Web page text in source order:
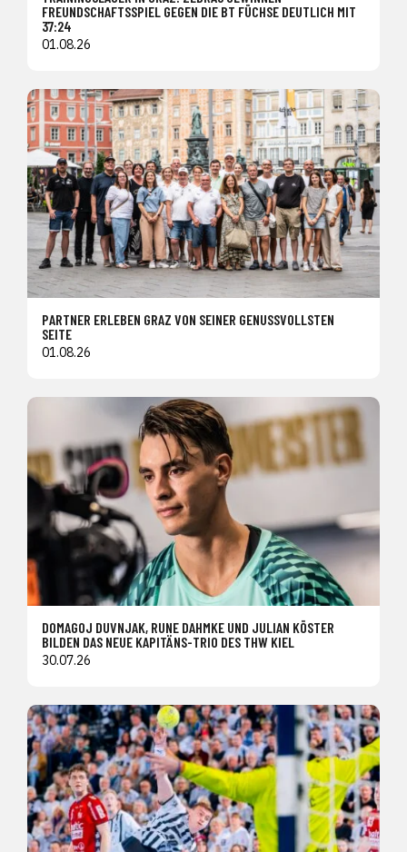
FREUNDSCHAFTSSPIEL GEGEN DIE BT FÜCHSE DEUTLICH MIT
37:24
01.08.26
PARTNER ERLEBEN GRAZ VON SEINER GENUSSVOLLSTEN
SEITE
01.08.26
DOMAGOJ DUVNJAK, RUNE DAHMKE UND JULIAN KÖSTER
BILDEN DAS NEUE KAPITÄNS-TRIO DES THW KIEL
30.07.26